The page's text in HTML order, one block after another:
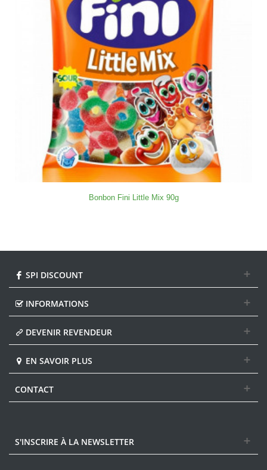
Bonbon Fini Little Mix 90g
SPI DISCOUNT
INFORMATIONS
DEVENIR REVENDEUR
EN SAVOIR PLUS
CONTACT
S'INSCRIRE À LA NEWSLETTER